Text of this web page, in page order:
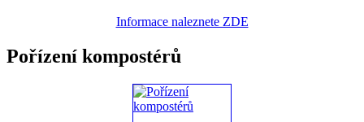
Informace naleznete ZDE
Pořízení kompostérů